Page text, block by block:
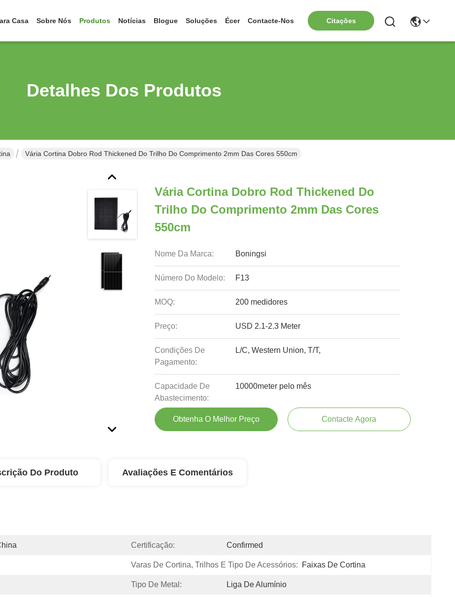
Casa Sobre Nós Produtos Notícias Blogue Soluções Écer Contacte-Nos Citações
Detalhes Dos Produtos
Vária Cortina Dobro Rod Thickened Do Trilho Do Comprimento 2mm Das Cores 550cm
Vária Cortina Dobro Rod Thickened Do
Trilho Do Comprimento 2mm Das Cores
550cm
Nome Da Marca: Boningsi
Número Do Modelo: F13
MOQ: 200 medidores
Preço: USD 2.1-2.3 Meter
Condições De
Pagamento:
L/C, Western Union, T/T,
Capacidade De
Abastecimento:
10000meter pelo mês
Obtenha O Melhor Preço Contacte Agora
Do Produto Avaliações E Comentários
Certificação: Confirmed
Varas De Cortina, Trilhos E Tipo De Acessórios: Faixas De Cortina
Tipo De Metal: Liga De Alumínio